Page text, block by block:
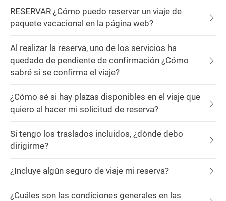
RESERVAR ¿Cómo puedo reservar un viaje de
paquete vacacional en la página web?
Al realizar la reserva, uno de los servicios ha
quedado de pendiente de confirmación ¿Cómo
sabré si se confirma el viaje?
¿Cómo sé si hay plazas disponibles en el viaje que
quiero al hacer mi solicitud de reserva?
Si tengo los traslados incluidos, ¿dónde debo
dirigirme?
¿Incluye algún seguro de viaje mi reserva?
¿Cuáles son las condiciones generales en las